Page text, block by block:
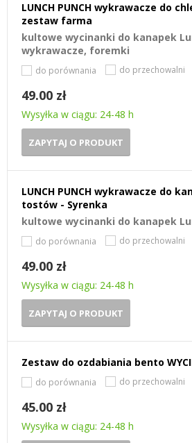
LUNCH PUNCH wykrawacze do
zestaw farma
kultowe wycinanki do kanapek
wykrawacze, foremki
do porównania do przechowalni
49.00 zł
Wysyłka w ciągu: 24-48 h
ZAPYTAJ O PRODUKT
LUNCH PUNCH wykrawacze do
tostów - Syrenka
kultowe wycinanki do kanapek
do porównania do przechowalni
49.00 zł
Wysyłka w ciągu: 24-48 h
ZAPYTAJ O PRODUKT
Zestaw do ozdabiania bento
do porównania do przechowalni
45.00 zł
Wysyłka w ciągu: 24-48 h